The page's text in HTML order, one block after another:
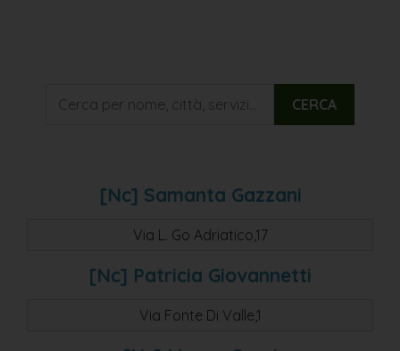
CERCA
[nc] Samanta Gazzani
Via L. Go Adriatico,17
[nc] Patricia Giovannetti
Via Fonte Di Valle,1